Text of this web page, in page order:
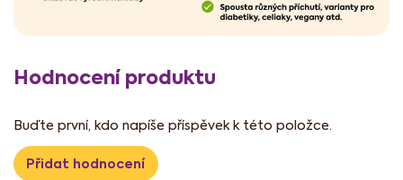
Hodnocení produktu
Buďte první, kdo napíše příspěvek k této položce.
Přidat hodnocení